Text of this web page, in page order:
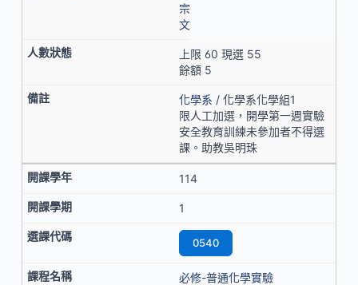
宗
文
上限 60 現選 55
餘額 5
化學系 / 化學系化學組1
限人工加選，開學第一週實驗
安全教育訓練未參加者不得選
課。助教吳明珠
114
1
0540
必修-普通化學實驗